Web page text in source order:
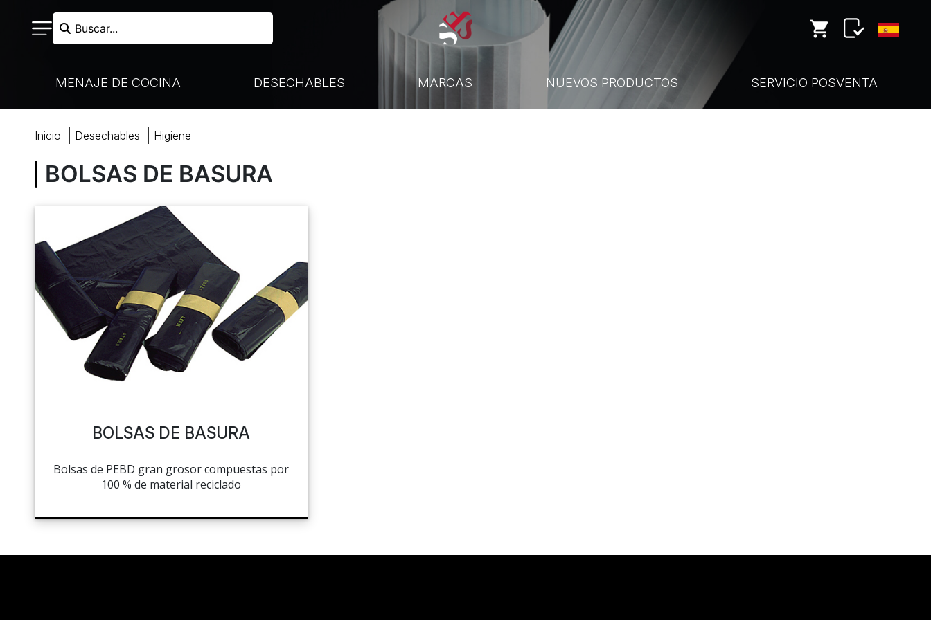
COCCIÓN
PREPARACIÓN
PANADERÍA
PASTELERÍA
AZÚCAR Y HELADO
Y MANUTENCIÓN
HIGIENE Y LIMPIEZA
LIBRERÍA
VAJILLA DESECHABLE
PANADERÍA-PASTELERÍA
CÓCTELES Y BUFÉS
Y SERVILLETAS
COCINA Y PREPARACIÓN
NUESTRAS MARCAS
Buscar...
MENAJE DE COCINA DESECHABLES MARCAS NUEVOS PRODUCTOS SERVICIO POSVENTA
BUSCAR
NOTICIAS
A MEDIDA
LISTAS DE DESEOS
CARRITO
CHEF'S LIST
inicio desechables higiene
BOLSAS DE BASURA
BOLSAS DE BASURA
Bolsas de PEBD gran grosor compuestas por
100 % de material reciclado